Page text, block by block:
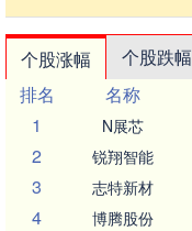
个股涨幅 个股跌幅
排名
名称
1
N展芯
2 锐翔智能
3 志特新材
4 博腾股份